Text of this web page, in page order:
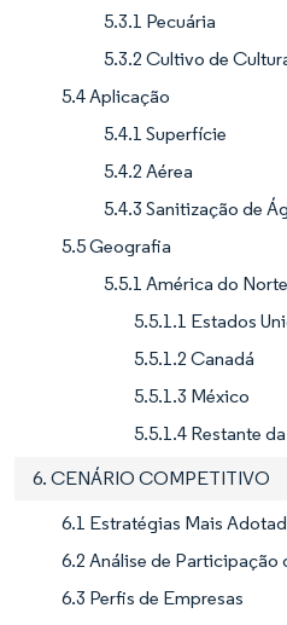
5.3.1 Pecuária
5.3.2 Cultivo de
5.4 Aplicação
5.4.1 Superfície
5.4.2 Aérea
5.4.3 Sanitização de
5.5 Geografia
5.5.1 América do Norte
5.5.1.1 Estados
5.5.1.2 Canadá
5.5.1.3 México
5.5.1.4 Restante
6. CENÁRIO COMPETITIVO
6.1 Estratégias Mais
6.2 Análise de Participação
6.3 Perfis de Empresas